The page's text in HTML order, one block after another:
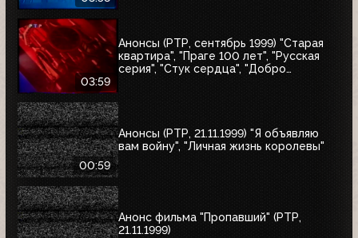
03:59
Анонсы (РТР, сентябрь 1999) "Старая
квартира", "Праге 100 лет", "Русская
серия", "Стук сердца", "Добро
00:59
Анонсы (РТР, 21.11.1999) "Я объявляю
вам войну", "Личная жизнь королевы"
Анонс фильма "Пропавший" (РТР,
21.11.1999)